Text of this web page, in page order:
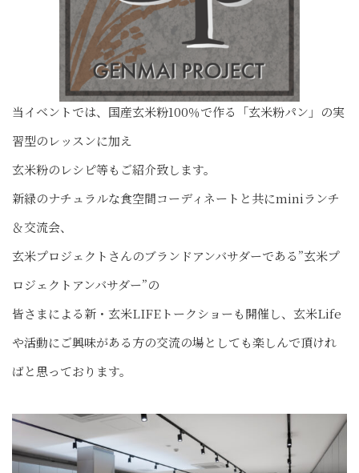
当イベントでは、国産玄米粉100％で作る「玄米粉パン」の実
習型のレッスンに加え
玄米粉のレシピ等もご紹介致します。
新緑のナチュラルな食空間コーディネートと共にminiランチ
＆交流会、
玄米プロジェクトさんのブランドアンバサダーである”玄米プ
ロジェクトアンバサダー”の
皆さまによる新・玄米LIFEトークショーも開催し、玄米Life
や活動にご興味がある方の交流の場としても楽しんで頂けれ
ばと思っております。